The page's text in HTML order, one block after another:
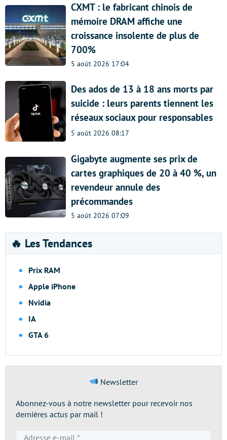
CXMT : le fabricant chinois de
mémoire DRAM affiche une
croissance insolente de plus de
700%
5 août 2026 17:04
Des ados de 13 à 18 ans morts par
suicide : leurs parents tiennent les
réseaux sociaux pour responsables
5 août 2026 08:17
Gigabyte augmente ses prix de
cartes graphiques de 20 à 40 %, un
revendeur annule des
précommandes
5 août 2026 07:09
🔥 Les Tendances
Prix RAM
Apple iPhone
Nvidia
IA
GTA 6
Newsletter
Abonnez-vous à notre newsletter pour recevoir nos
dernières actus par mail !